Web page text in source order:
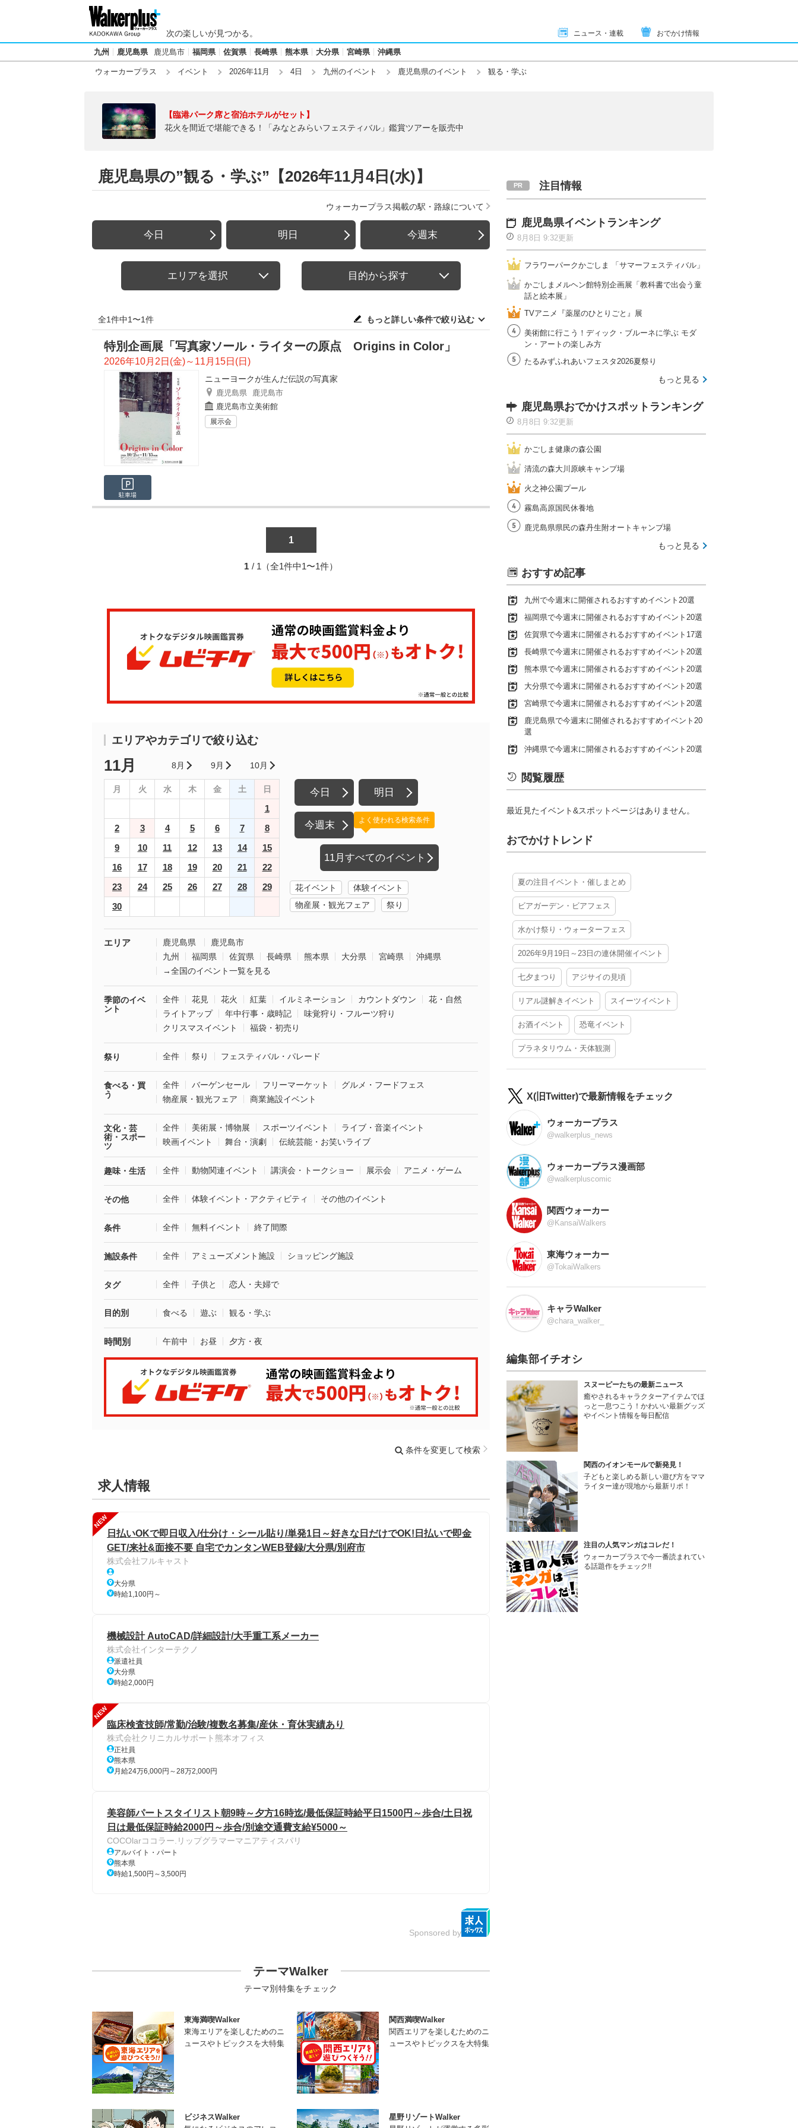
次の楽しいが見つかる。 ニュース・連載 おでかけ情報
九州 鹿児島県 鹿児島市 福岡県 佐賀県 長崎県 熊本県 大分県 宮崎県 沖縄県
ウォーカープラス イベント 2026年11月 4日 九州のイベント 鹿児島県のイベント 観る・学ぶ
【臨港パーク席と宿泊ホテルがセット】
花火を間近で堪能できる！「みなとみらいフェスティバル」鑑賞ツアーを販売中
鹿児島県の”観る・学ぶ”【2026年11月4日(水)】
ウォーカープラス掲載の駅・路線について
今日 明日 今週末
エリアを選択 目的から探す
全1件中1〜1件 もっと詳しい条件で絞り込む
特別企画展「写真家ソール・ライターの原点 Origins in Color」
2026年10月2日(金)～11月15日(日)
ニューヨークが生んだ伝説の写真家
鹿児島県
鹿児島市
鹿児島市立美術館
展示会
駐車場
1
1 / 1（全1件中1〜1件）
エリアやカテゴリで絞り込む
11月 8月 9月 10月
月 火 水 木 金 土 日
1
2
3 4 5 6 7
8
9
10 11 12 13 14
15
16
17 18 19 20 21
22
23
24 25 26 27 28
29
30
今日 明日
今週末
11月すべてのイベント
よく使われる検索条件
花イベント
体験イベント
物産展・観光フェア
祭り
エリア 鹿児島県
鹿児島市
九州
福岡県 佐賀県 長崎県 熊本県 大分県 宮崎県
沖縄県
→全国のイベント一覧を見る
季節のイベ
ント
全件 花見 花火 紅葉 イルミネーション カウントダウン
花・自然
ライトアップ
年中行事・歳時記
味覚狩り・フルーツ狩り
クリスマスイベント
福袋・初売り
祭り 全件 祭り フェスティバル・パレード
食べる・買
う
全件 バーゲンセール フリーマーケット
グルメ・フードフェス
物産展・観光フェア
商業施設イベント
文化・芸
術・スポー
ツ
全件 美術展・博物展 スポーツイベント
ライブ・音楽イベント
映画イベント
舞台・演劇 伝統芸能・お笑いライブ
趣味・生活 全件 動物関連イベント 講演会・トークショー 展示会 アニメ・ゲーム
その他 全件 体験イベント・アクティビティ その他のイベント
条件 全件 無料イベント 終了間際
施設条件 全件 アミューズメント施設 ショッピング施設
タグ 全件 子供と 恋人・夫婦で
目的別 食べる 遊ぶ 観る・学ぶ
時間別 午前中 お昼 夕方・夜
条件を変更して検索
求人情報
NEW
日払いOKで即日収入/仕分け・シール貼り/単発1日～好きな日だけでOK!日払いで即金
GET/来社&面接不要 自宅でカンタンWEB登録/大分県/別府市
株式会社フルキャスト
大分県
時給1,100円～
機械設計 AutoCAD/詳細設計/大手重工系メーカー
株式会社インターテクノ
派遣社員
大分県
時給2,000円
NEW
臨床検査技師/常勤/治験/複数名募集/産休・育休実績あり
株式会社クリニカルサポート熊本オフィス
正社員
熊本県
月給24万6,000円～28万2,000円
美容師パートスタイリスト朝9時～夕方16時迄/最低保証時給平日1500円～歩合/土日祝
日は最低保証時給2000円～歩合/別途交通費支給¥5000～
COCOlarココラー.リップグラマーマニアティスパリ
アルバイト・パート
熊本県
時給1,500円～3,500円
Sponsored by
テーマWalker
テーマ別特集をチェック
東海満喫Walker
東海エリアを楽しむためのニ
ュースやトピックスを大特集
関西満喫Walker
関西エリアを楽しむためのニ
ュースやトピックスを大特集
ビジネスWalker
星野リゾートWalker
注目情報
鹿児島県イベントランキング
8月8日 9:32更新
フラワーパークかごしま 「サマーフェスティバル」
かごしまメルヘン館特別企画展「教科書で出会う童
話と絵本展」
TVアニメ『薬屋のひとりごと』展
美術館に行こう！ディック・ブルーネに学ぶ モダ
ン・アートの楽しみ方
たるみずふれあいフェスタ2026夏祭り
もっと見る
鹿児島県おでかけスポットランキング
8月8日 9:32更新
かごしま健康の森公園
清流の森大川原峡キャンプ場
火之神公園プール
霧島高原国民休養地
鹿児島県県民の森丹生附オートキャンプ場
もっと見る
おすすめ記事
九州で今週末に開催されるおすすめイベント20選
福岡県で今週末に開催されるおすすめイベント20選
佐賀県で今週末に開催されるおすすめイベント17選
長崎県で今週末に開催されるおすすめイベント20選
熊本県で今週末に開催されるおすすめイベント20選
大分県で今週末に開催されるおすすめイベント20選
宮崎県で今週末に開催されるおすすめイベント20選
鹿児島県で今週末に開催されるおすすめイベント20
選
沖縄県で今週末に開催されるおすすめイベント20選
閲覧履歴
最近見たイベント&スポットページはありません。
おでかけトレンド
夏の注目イベント・催しまとめ
ビアガーデン・ビアフェス
水かけ祭り・ウォーターフェス
2026年9月19日～23日の連休開催イベント
七夕まつり アジサイの見頃
リアル謎解きイベント スイーツイベント
お酒イベント 恐竜イベント
プラネタリウム・天体観測
X(旧Twitter)で最新情報をチェック
ウォーカープラス
@walkerplus_news
ウォーカープラス漫画部
@walkerpluscomic
関西ウォーカー
@KansaiWalkers
東海ウォーカー
@TokaiWalkers
キャラWalker
@chara_walker_
編集部イチオシ
スヌーピーたちの最新ニュース
癒やされるキャラクターアイテムでほ
っと一息つこう！かわいい最新グッズ
やイベント情報を毎日配信
関西のイオンモールで新発見！
子どもと楽しめる新しい遊び方をママ
ライター達が現地から最新リポ！
注目の人気マンガはコレだ！
ウォーカープラスで今一番読まれてい
る話題作をチェック!!